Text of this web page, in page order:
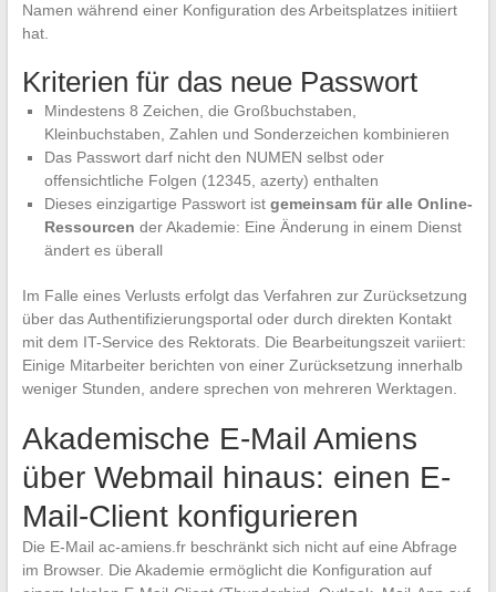
Namen während einer Konfiguration des Arbeitsplatzes initiiert
hat.
Kriterien für das neue Passwort
Mindestens 8 Zeichen, die Großbuchstaben,
Kleinbuchstaben, Zahlen und Sonderzeichen kombinieren
Das Passwort darf nicht den NUMEN selbst oder
offensichtliche Folgen (12345, azerty) enthalten
Dieses einzigartige Passwort ist gemeinsam für alle Online-
Ressourcen der Akademie: Eine Änderung in einem Dienst
ändert es überall
Im Falle eines Verlusts erfolgt das Verfahren zur Zurücksetzung
über das Authentifizierungsportal oder durch direkten Kontakt
mit dem IT-Service des Rektorats. Die Bearbeitungszeit variiert:
Einige Mitarbeiter berichten von einer Zurücksetzung innerhalb
weniger Stunden, andere sprechen von mehreren Werktagen.
Akademische E-Mail Amiens
über Webmail hinaus: einen E-
Mail-Client konfigurieren
Die E-Mail ac-amiens.fr beschränkt sich nicht auf eine Abfrage
im Browser. Die Akademie ermöglicht die Konfiguration auf